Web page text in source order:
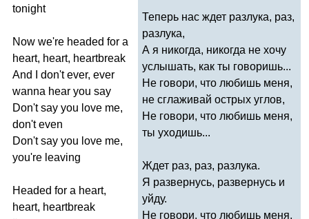
tonight
Now we're headed for a
heart, heart, heartbreak
And
don't ever, ever
wanna hear you say
Don't say you love me,
don't even
Don't say you love me,
you're leaving
Headed for a heart,
heart, heartbreak
Теперь нас ждет разлука, раз,
разлука,
А я никогда, никогда не хочу
услышать, как ты говоришь...
Не говори, что любишь меня,
не сглаживай острых углов,
Не говори, что любишь меня,
ты уходишь...
Ждет раз, раз, разлука.
Я развернусь, развернусь и
уйду.
Не говори, что любишь меня,